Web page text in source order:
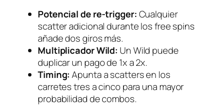
Potencial de re‑trigger:Cualquier
scatter adicional durante los free spins
añade dos giros más.
Multiplicador Wild: Un Wild puede
duplicar un pago de 1x a 2x.
Timing:Apunta a scatters en los
carretes tres a cinco para una mayor
probabilidad de combos.